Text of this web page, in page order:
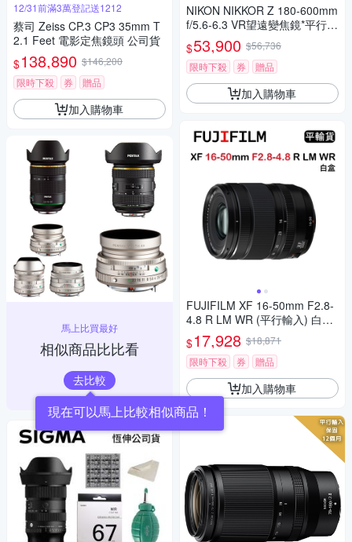
12/31前滿3萬登記送1212
蔡司 Zeiss CP.3 CP3 35mm T
2.1 Feet 電影定焦鏡頭 公司貨
$138,890 $146,200
限時下殺
券 贈品
加入購物車
馬上比買最好
相似商品比比看
去比較
現在可以馬上比較相似商品！
NIKON NIKKOR Z 180-600mm
f/5.6-6.3 VR望遠變焦鏡*平行輸
入
$53,900 $56,736
限時下殺
券 贈品
加入購物車
FUJIFILM XF 16-50mm F2.8-
4.8 R LM WR (平行輸入) 白盒
送UV保護鏡+吹球清潔組
$17,928 $18,871
限時下殺
券 贈品
加入購物車